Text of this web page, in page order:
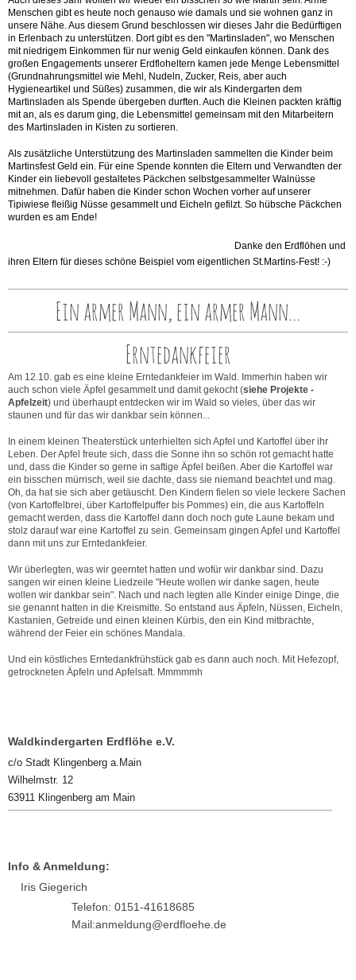
Menschen gibt es heute noch genauso wie damals und sie wohnen ganz in
unsere Nähe. Aus diesem Grund beschlossen wir dieses Jahr die Bedürftigen
in Erlenbach zu unterstützen. Dort gibt es den "Martinsladen", wo Menschen
mit niedrigem Einkommen für nur wenig Geld einkaufen können. Dank des
großen Engagements unserer Erdfloheltern kamen jede Menge Lebensmittel
(Grundnahrungsmittel wie Mehl, Nudeln, Zucker, Reis, aber auch
Hygieneartikel und Süßes) zusammen, die wir als Kindergarten dem
Martinsladen als Spende übergeben durften. Auch die Kleinen packten kräftig
mit an, als es darum ging, die Lebensmittel gemeinsam mit den Mitarbeitern
des Martinsladen in Kisten zu sortieren.
Als zusätzliche Unterstützung des Martinsladen sammelten die Kinder beim
Martinsfest Geld ein. Für eine Spende konnten die Eltern und Verwandten der
Kinder ein liebevoll gestaltetes Päckchen selbstgesammelter Walnüsse
mitnehmen. Dafür haben die Kinder schon Wochen vorher auf unserer
Tipiwiese fleißig Nüsse gesammelt und Eicheln gefilzt. So hübsche Päckchen
wurden es am Ende!
Danke den Erdflöhen und
ihren Eltern für dieses schöne Beispiel vom eigentlichen St.Martins-Fest! :-)
Ein armer Mann, ein armer Mann...
Erntedankfeier
Am 12.10. gab es eine kleine Erntedankfeier im Wald. Immerhin haben wir
auch schon viele Äpfel gesammelt und damit gekocht (siehe Projekte -
Apfelzeit) und überhaupt entdecken wir im Wald so vieles, über das wir
staunen und für das wir dankbar sein können...
In einem kleinen Theaterstück unterhielten sich Apfel und Kartoffel über ihr
Leben. Der Apfel freute sich, dass die Sonne ihn so schön rot gemacht hatte
und, dass die Kinder so gerne in saftige Äpfel beißen. Aber die Kartoffel war
ein bisschen mürrisch, weil sie dachte, dass sie niemand beachtet und mag.
Oh, da hat sie sich aber getäuscht. Den Kindern fielen so viele leckere Sachen
(von Kartoffelbrei, über Kartoffelpuffer bis Pommes) ein, die aus Kartoffeln
gemacht werden, dass die Kartoffel dann doch noch gute Laune bekam und
stolz darauf war eine Kartoffel zu sein. Gemeinsam gingen Apfel und Kartoffel
dann mit uns zur Erntedankfeier.
Wir überlegten, was wir geerntet hatten und wofür wir dankbar sind. Dazu
sangen wir einen kleine Liedzeile "Heute wollen wir danke sagen, heute
wollen wir dankbar sein". Nach und nach legten alle Kinder einige Dinge, die
sie genannt hatten in die Kreismitte. So entstand aus Äpfeln, Nüssen, Eicheln,
Kastanien, Getreide und einen kleinen Kürbis, den ein Kind mitbrachte,
während der Feier ein schönes Mandala.
Und ein köstliches Erntedankfrühstück gab es dann auch noch. Mit Hefezopf,
getrockneten Äpfeln und Apfelsaft. Mmmmmh
Waldkindergarten Erdflöhe e.V.
c/o Stadt Klingenberg a.Main
Wilhelmstr. 12
63911 Klingenberg am Main
Info & Anmeldung:
Iris Giegerich
Telefon: 0151-41618685
Mail:anmeldung@erdfloehe.de